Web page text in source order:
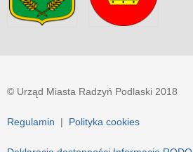
© Urząd Miasta Radzyń Podlaski 2018
Regulamin | Polityka cookies